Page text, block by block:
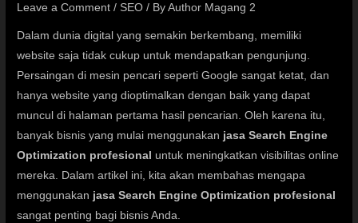
Leave a Comment / SEO / ByAuthor Magang 2
Dalam dunia digital yang semakin berkembang, memiliki
website saja tidak cukup untuk mendapatkan pengunjung.
Persaingan di mesin pencari seperti Google sangat ketat, dan
hanya website yang dioptimalkan dengan baik yang dapat
muncul di halaman pertama hasil pencarian. Oleh karena itu,
banyak bisnis yang mulai menggunakan jasa Search Engine
Optimization profesional untuk meningkatkan visibilitas online
mereka. Dalam artikel ini, kita akan membahas mengapa
menggunakan jasa Search Engine Optimization profesional
sangat penting bagi bisnis Anda.